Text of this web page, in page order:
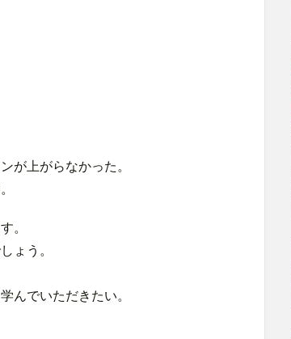
が上がらなかった。
。
ょう。
んでいただきたい。